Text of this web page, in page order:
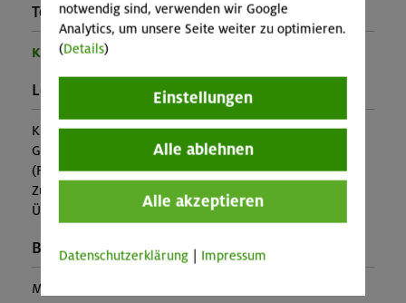
Teilprogramm:
Kinder- und Jugendprogramm
Leistung:
Kursbetreuung, Übernachtung, Vollpension, Ausrüstung,
Gepäcktransport zur Hütte
(Falls nicht in den Leistungen inbegriffen, fallen
Zusatzkosten für z.B. An- und Abreise, Verpflegung,
Übernachtung oder Skipass an.)
Buchungscode:
MUC-25-0626
notwendig sind, verwenden wir Google
Analytics, um unsere Seite weiter zu optimieren.
(Details)
Einstellungen
Alle ablehnen
Alle akzeptieren
Datenschutzerklärung Impressum